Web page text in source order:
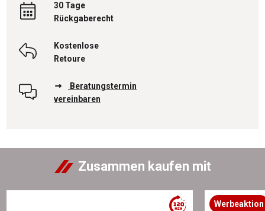
30 Tage
Rückgaberecht
Kostenlose
Retoure
Beratungstermin
vereinbaren
Zusammen kaufen mit
Werbeaktion